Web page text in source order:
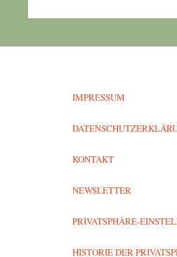
IMPRESSUM
KONTAKT
NEWSLETTER
PRIVATSPHÄRE-
HISTORIE DER